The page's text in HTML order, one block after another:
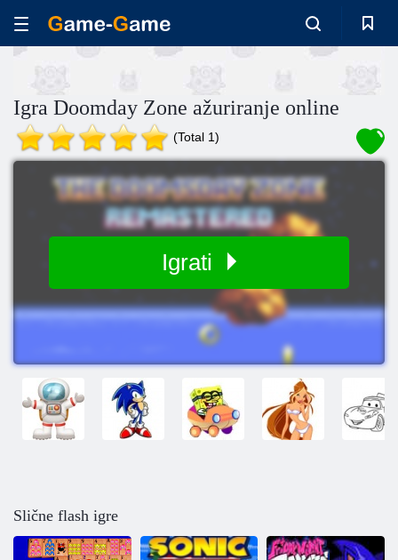
Igra Doomday Zone ažuriranje online
(Total 1)
Igrati
Slične flash igre